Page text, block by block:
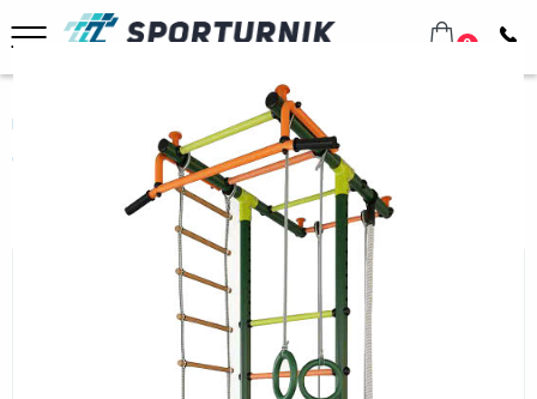
0
Главная Домашнее оборудование
Шведские стенки
Для всей семьи
Спортивный комплекс Маугли 02-02 М зелёный
Спортивный комплекс Маугли 02-
02 М зелёный